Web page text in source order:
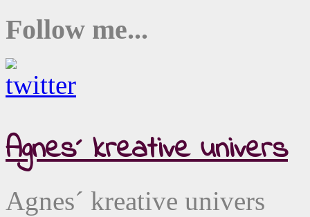
Follow me...
Agnes´ kreative univers
Agnes´ kreative univers